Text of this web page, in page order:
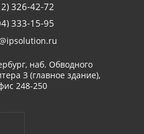
326-42-72
333-15-95
наб. Обводного
З (главное здание),
248-250